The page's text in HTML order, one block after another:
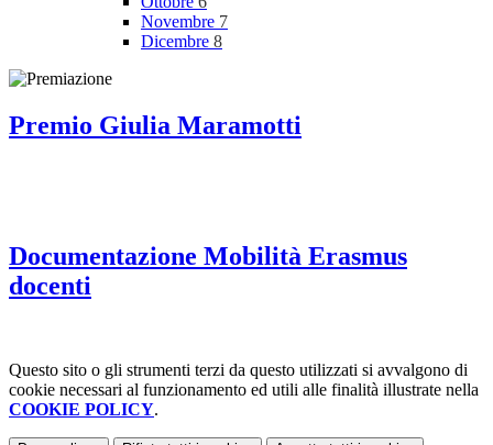
Novembre 7
Dicembre 8
Premio Giulia Maramotti
Documentazione Mobilità Erasmus
docenti
Questo sito o gli strumenti terzi da questo utilizzati si avvalgono di
cookie necessari al funzionamento ed utili alle finalità illustrate nella
COOKIE POLICY.